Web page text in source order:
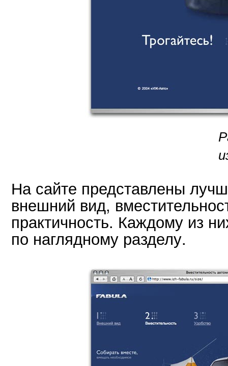
На сайте представлены
внешний вид,
практичность. Каждому из
по наглядному разделу.